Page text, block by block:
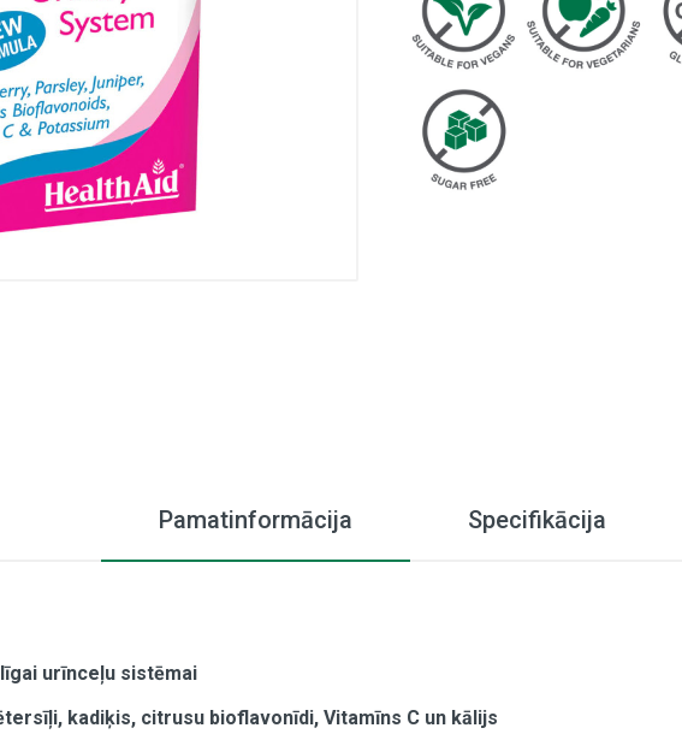
Pamatinformācija Specifikācija
urīnceļu sistēmai
kadiķis, citrusu bioflavonīdi, Vitamīns C un kālijs